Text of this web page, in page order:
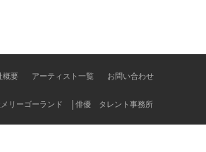
概要 アーティスト一覧 お問い合わせ
メリーゴーランド │俳優 タレント事務所